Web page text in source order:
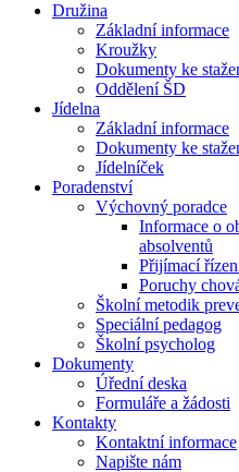
Družina
Základní informace
Kroužky
Dokumenty ke
Oddělení ŠD
Jídelna
Základní informace
Dokumenty ke
Jídelníček
Poradenství
Výchovný poradce
Informace o
absolventů
Přijímací
Poruchy
Školní metodik
Speciální pedagog
Školní psycholog
Dokumenty
Úřední deska
Formuláře a žádosti
Kontakty
Kontaktní informace
Napište nám